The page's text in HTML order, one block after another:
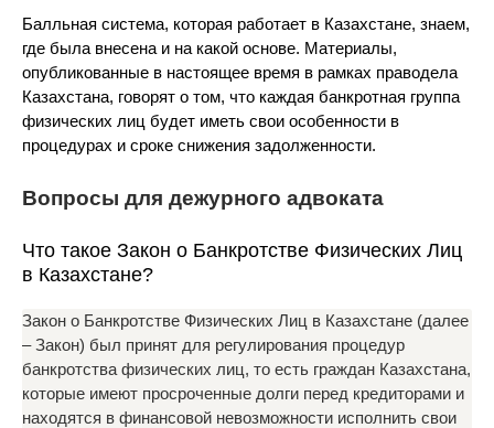
Балльная система, которая работает в Казахстане, знаем,
где была внесена и на какой основе. Материалы,
опубликованные в настоящее время в рамках праводела
Казахстана, говорят о том, что каждая банкротная группа
физических лиц будет иметь свои особенности в
процедурах и сроке снижения задолженности.
Вопросы для дежурного адвоката
Что такое Закон о Банкротстве Физических Лиц
в Казахстане?
Закон о Банкротстве Физических Лиц в Казахстане (далее
– Закон) был принят для регулирования процедур
банкротства физических лиц, то есть граждан Казахстана,
которые имеют просроченные долги перед кредиторами и
находятся в финансовой невозможности исполнить свои